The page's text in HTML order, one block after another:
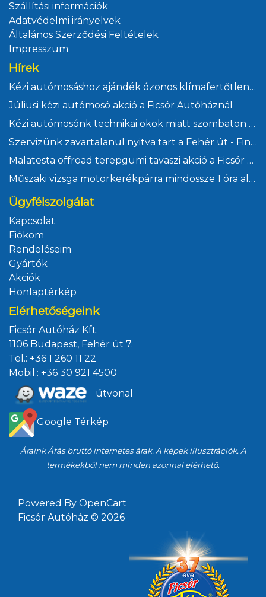
Szállítási információk
Adatvédelmi irányelvek
Általános Szerződési Feltételek
Impresszum
Hírek
Kézi autómosáshoz ajándék ózonos klímafertőtlenítés
Júliusi kézi autómosó akció a Ficsór Autóháznál
Kézi autómosónk technikai okok miatt szombaton zárva
Szervizünk zavartalanul nyitva tart a Fehér út - Finommechanika csomópont átépítése alatt
Malatesta offroad terepgumi tavaszi akció a Ficsór Autóháznál
Műszaki vizsga motorkerékpárra mindössze 1 óra alatt Kőbányán a Ficsór Autóháznál
Ügyfélszolgálat
Kapcsolat
Fiókom
Rendeléseim
Gyártók
Akciók
Honlaptérkép
Elérhetőségeink
Ficsór Autóház Kft.
1106 Budapest, Fehér út 7.
Tel.: +36 1 260 11 22
Mobil.: +36 30 921 4500
útvonal
Google Térkép
Áraink Áfás bruttó internetes árak. A képek illusztrációk. A
termékekből nem minden azonnal elérhető.
Powered By OpenCart
Ficsór Autóház © 2026